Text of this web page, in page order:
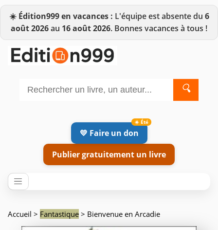
☀️ Édition999 en vacances : L'équipe est absente du 6
août 2026au 16 août 2026. Bonnes vacances à tous !
🔍
💛 Faire un don
Publier gratuitement un livre
Accueil > Fantastique > Bienvenue en Arcadie